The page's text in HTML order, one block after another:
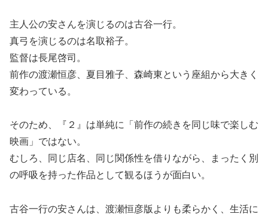
主人公の安さんを演じるのは古谷一行。
真弓を演じるのは名取裕子。
監督は長尾啓司。
前作の渡瀬恒彦、夏目雅子、森崎東という座組から大きく
変わっている。
そのため、『２』は単純に「前作の続きを同じ味で楽しむ
映画」ではない。
むしろ、同じ店名、同じ関係性を借りながら、まったく別
の呼吸を持った作品として観るほうが面白い。
古谷一行の安さんは、渡瀬恒彦版よりも柔らかく、生活に